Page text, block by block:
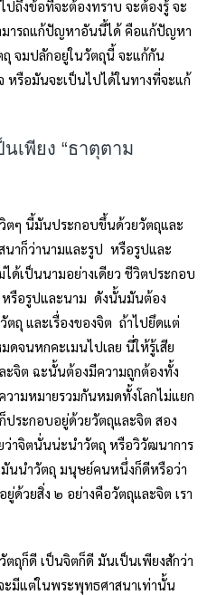
ถึงข้อที่จะต้องทราบ จะต้องรู้ จะ
มารถแก้ปัญหาอันนี้ได้ คือแก้ปัญหา
จมปลักอยู่ในวัตถุนี้ จะแก้กัน
หรือมันจะเป็นไปได้ในทางที่จะแก้
เพียง “ธาตุตาม
ตๆ นี้มันประกอบขึ้นด้วยวัตถุและ
นาก็ว่านามและรูป หรือรูปและ
ด้เป็นนามอย่างเดียว ชีวิตประกอบ
รือรูปและนาม ดังนั้นมันต้อง
ตถุ และเรื่องของจิต ถ้าไปยึดแต่
จนหกคะเมนไปเลย นี่ให้รู้เสีย
จิต ฉะนั้นต้องมีความถูกต้องทั้ง
วามหมายรวมกันหมดทั้งโลกไม่แยก
ระกอบอยู่ด้วยวัตถุและจิต สอง
ว่าจิตนั่นน่ะนำวัตถุ หรือวิวัฒนาการ
นนำวัตถุ มนุษย์คนหนึ่งก็ดีหรือว่า
ด้วยสิ่ง ๒ อย่างคือวัตถุและจิต เรา
ตถุก็ดี เป็นจิตก็ดี มันเป็นเพียงสักว่า
มีแต่ในพระพุทธศาสนาเท่านั้น